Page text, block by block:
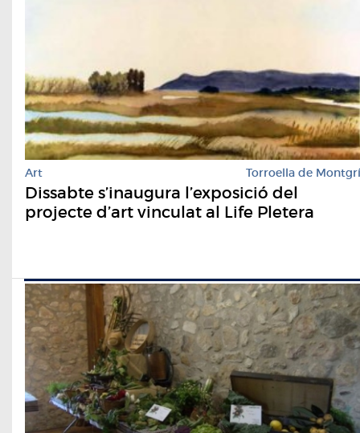
Art Torroella de Montgrí
Dissabte s’inaugura l’exposició del
projecte d’art vinculat al Life Pletera